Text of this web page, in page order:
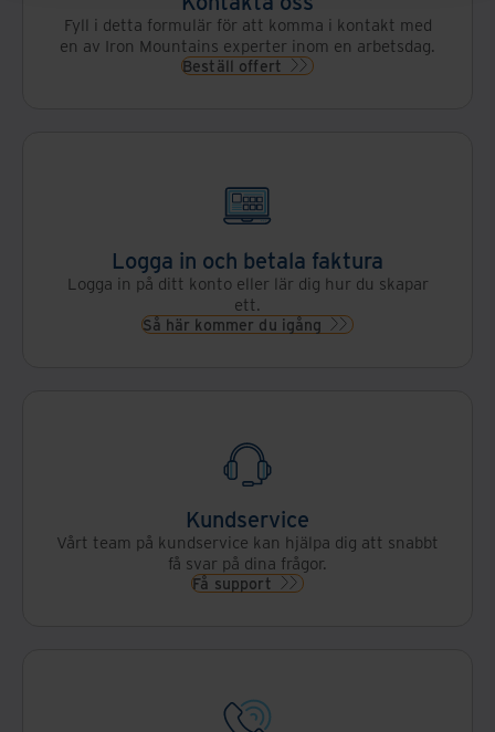
hantering.
till
er
när
behovet
Fyll i detta formulär för att komma i kontakt med
en av Iron Mountains experter inom en arbetsdag.
Beställ offert
Logga in och betala faktura
Logga in på ditt konto eller lär dig hur du skapar
ett.
Så här kommer du igång
Kundservice
Vårt team på kundservice kan hjälpa dig att snabbt
få svar på dina frågor.
Få support